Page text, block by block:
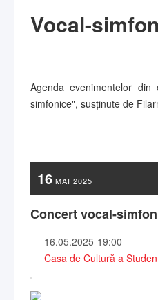
Vocal-
Agenda evenimentelor din
simfonice", susținute de
16 MAI 2025
Concert vocal-
16.05.2025 19:00
Casa de Cultură a